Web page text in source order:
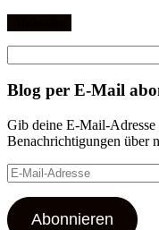
nach:
Blog per E-Mail
Gib deine E-Mail-Adresse
Benachrichtigungen über
E-
Mail-
Adresse
Abonnieren